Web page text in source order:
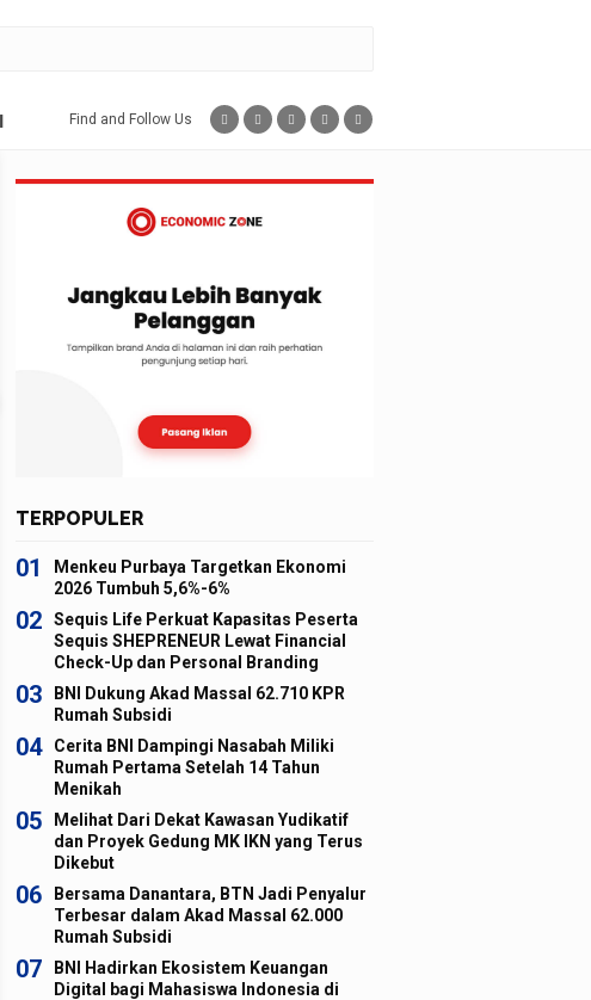
Find and Follow Us
TERPOPULER
01
Menkeu Purbaya Targetkan Ekonomi
2026 Tumbuh 5,6%-6%
02
Sequis Life Perkuat Kapasitas Peserta
Sequis SHEPRENEUR Lewat Financial
Check-Up dan Personal Branding
03
BNI Dukung Akad Massal 62.710 KPR
Rumah Subsidi
04
Cerita BNI Dampingi Nasabah Miliki
Rumah Pertama Setelah 14 Tahun
Menikah
05
Melihat Dari Dekat Kawasan Yudikatif
dan Proyek Gedung MK IKN yang Terus
Dikebut
06
Bersama Danantara, BTN Jadi Penyalur
Terbesar dalam Akad Massal 62.000
Rumah Subsidi
07
BNI Hadirkan Ekosistem Keuangan
Digital bagi Mahasiswa Indonesia di